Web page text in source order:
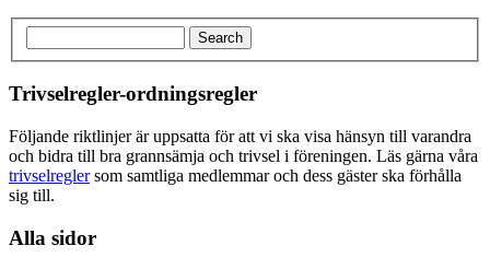
Trivselregler-ordningsregler
Följande riktlinjer är uppsatta för att vi ska visa hänsyn till varandra
och bidra till bra grannsämja och trivsel i föreningen. Läs gärna våra
trivselreglersom samtliga medlemmar och dess gäster ska förhålla
sig till.
Alla sidor